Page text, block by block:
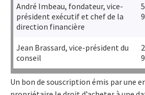
André Imbeau, fondateur, vice-
président exécutif et chef de la
direction financière
Jean Brassard, vice-président du
conseil
Un bon de souscription émis par une